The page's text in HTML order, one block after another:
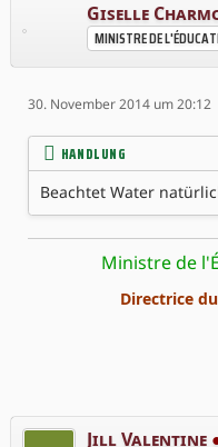
Giselle
30. November 2014 um 20:12
HANDLUNG
Beachtet Water
Ministre de
Directrice
Jill Valentine